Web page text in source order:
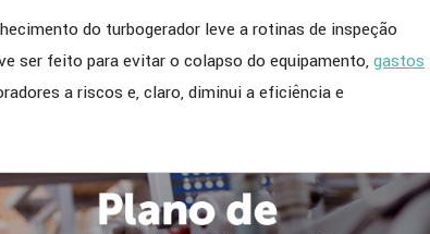
do turbogerador leve a rotinas de inspeção
ser feito para evitar o colapso do equipamento,gastos
a riscos e, claro, diminui a eficiência e